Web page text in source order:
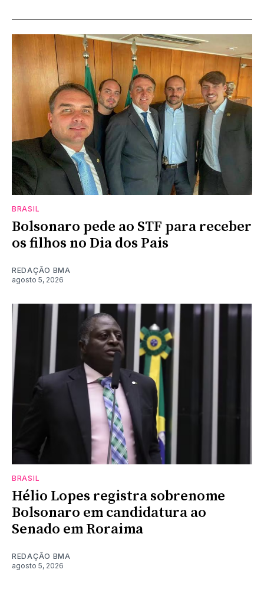
BRASIL
Bolsonaro pede ao STF para receber
os filhos no Dia dos Pais
REDAÇÃO BMA
agosto 5, 2026
BRASIL
Hélio Lopes registra sobrenome
Bolsonaro em candidatura ao
Senado em Roraima
REDAÇÃO BMA
agosto 5, 2026